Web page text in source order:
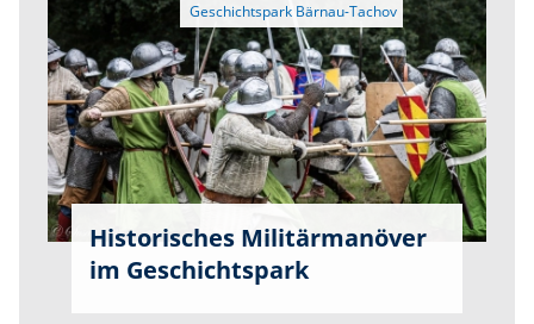
Geschichtspark Bärnau-Tachov
Historisches Militärmanöver
im Geschichtspark